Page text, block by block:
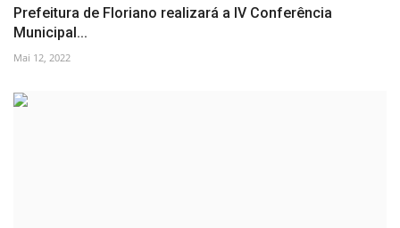
Prefeitura de Floriano realizará a IV Conferência
Municipal...
Mai 12, 2022